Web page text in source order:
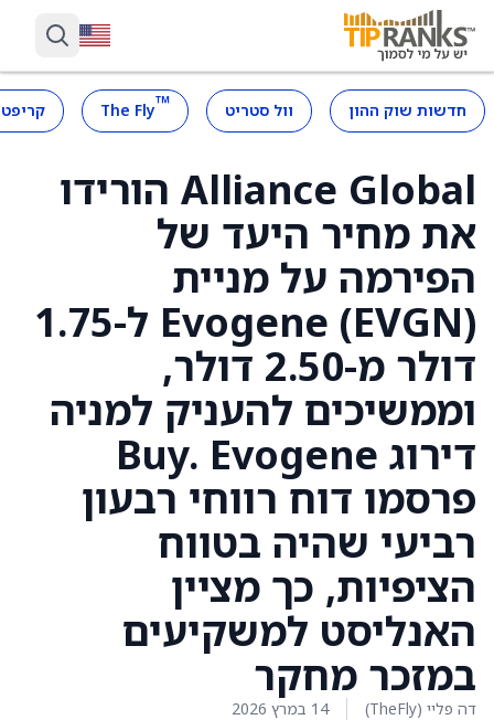
חדשות שוק ההון וול סטריט ™
The Fly
Alliance Global הורידו
את מחיר היעד של
הפירמה על מניית
Evogene (EVGN) ל-1.75
דולר מ-2.50 דולר,
וממשיכים להעניק למניה
דירוג Buy. Evogene
פרסמו דוח רווחי רבעון
רביעי שהיה בטווח
הציפיות, כך מציין
האנליסט למשקיעים
במזכר מחקר
דה פליי (TheFly) 14 במרץ 2026